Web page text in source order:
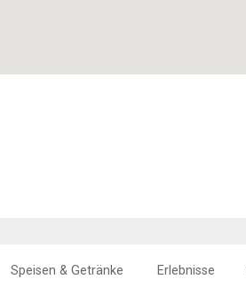
Speisen & Getränke Erlebnisse